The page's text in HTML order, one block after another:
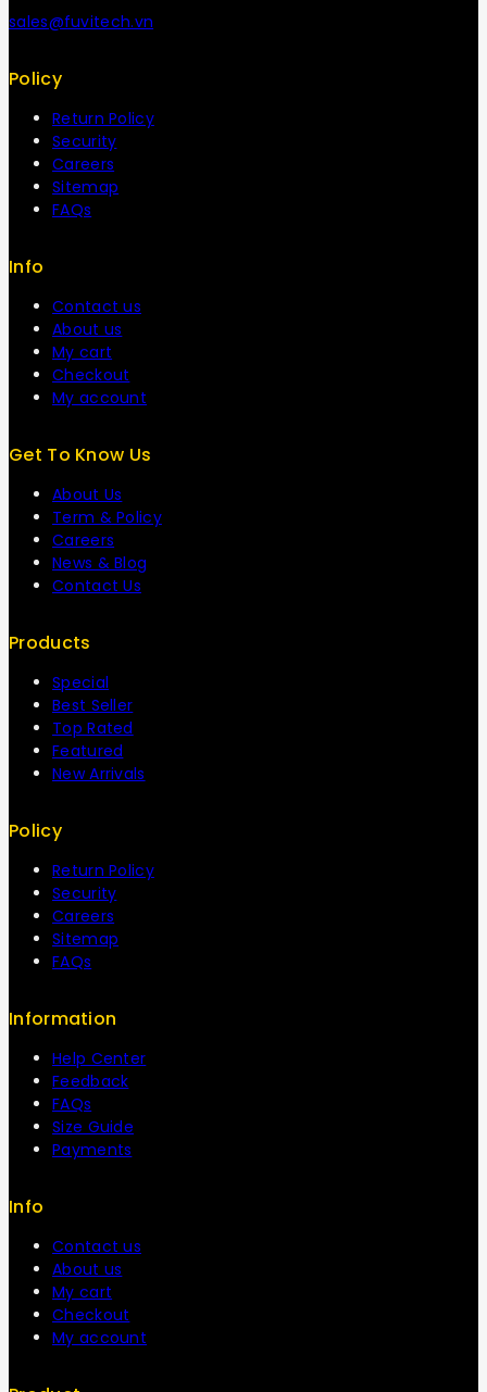
sales@fuvitech.vn
Policy
Return Policy
Security
Careers
Sitemap
FAQs
Info
Contact us
About us
My cart
Checkout
My account
Get To Know Us
About Us
Term & Policy
Careers
News & Blog
Contact Us
Products
Special
Best Seller
Top Rated
Featured
New Arrivals
Policy
Return Policy
Security
Careers
Sitemap
FAQs
Information
Help Center
Feedback
FAQs
Size Guide
Payments
Info
Contact us
About us
My cart
Checkout
My account